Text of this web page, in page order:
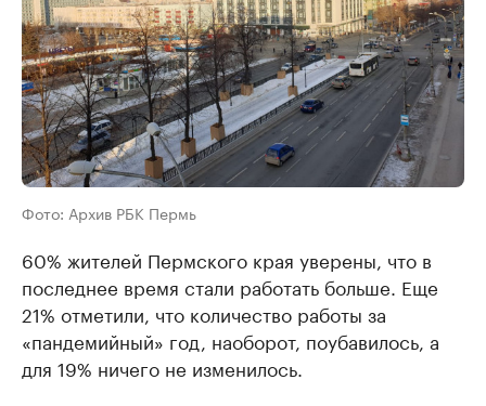
Фото: Архив РБК Пермь
60% жителей Пермского края уверены, что в
последнее время стали работать больше. Еще
21% отметили, что количество работы за
«пандемийный» год, наоборот, поубавилось, а
для 19% ничего не изменилось.